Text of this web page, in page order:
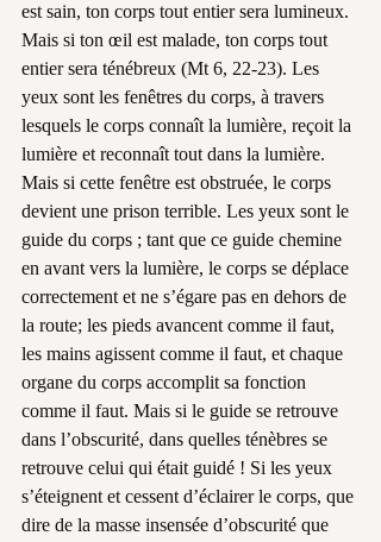
est sain, ton corps tout entier sera lumineux.
Mais si ton œil est malade, ton corps tout
entier sera ténébreux (Mt 6, 22-23). Les
yeux sont les fenêtres du corps, à travers
lesquels le corps connaît la lumière, reçoit la
lumière et reconnaît tout dans la lumière.
Mais si cette fenêtre est obstruée, le corps
devient une prison terrible. Les yeux sont le
guide du corps ; tant que ce guide chemine
en avant vers la lumière, le corps se déplace
correctement et ne s’égare pas en dehors de
la route; les pieds avancent comme il faut,
les mains agissent comme il faut, et chaque
organe du corps accomplit sa fonction
comme il faut. Mais si le guide se retrouve
dans l’obscurité, dans quelles ténèbres se
retrouve celui qui était guidé ! Si les yeux
s’éteignent et cessent d’éclairer le corps, que
dire de la masse insensée d’obscurité que